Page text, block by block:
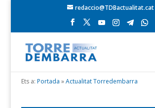
redaccio@TDBactualitat.cat
Ets a: Portada »Actualitat Torredembarra